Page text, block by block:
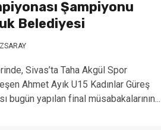
Şampiyonu
Belediyesi
Sivas’ta Taha Akgül Spor
Ahmet Ayık U15 Kadınlar Güreş
bugün yapılan final müsabakalarının...